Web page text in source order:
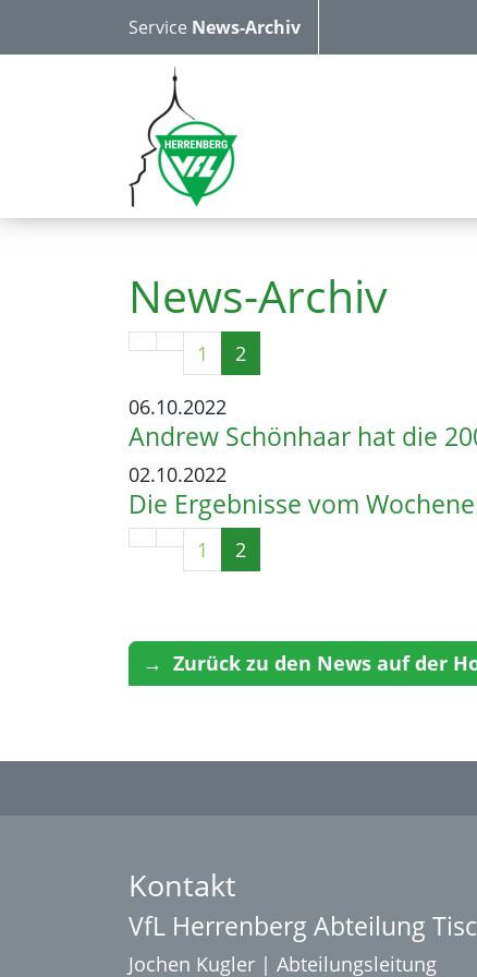
Service News-Archiv
News-Archiv
1 2
06.10.2022
Andrew Schönhaar hat die
02.10.2022
Die Ergebnisse vom
1 2
→ Zurück zu den News auf der
Kontakt
VfL Herrenberg Abteilung
Jochen Kugler | Abteilungsleitung